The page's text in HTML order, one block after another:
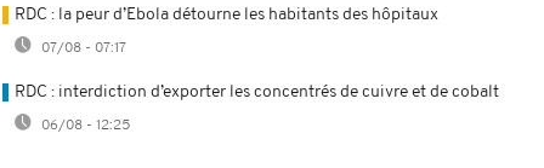
RDC : la peur d’Ebola détourne les habitants des hôpitaux
07/08 - 07:17
RDC : interdiction d’exporter les concentrés de cuivre et de cobalt
06/08 - 12:25